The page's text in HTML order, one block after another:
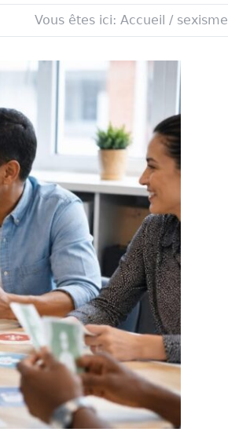
Vous êtes ici: Accueil / sexisme